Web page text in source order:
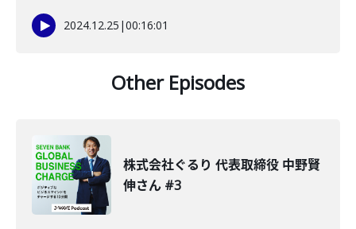
2024.12.25 |00:16:01
Other Episodes
株式会社ぐるり 代表取締役 中野賢
伸さん #3